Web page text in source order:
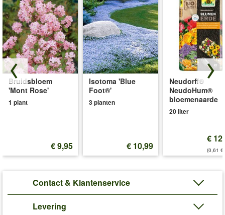
Bruidsbloem
'Mont Rose'
1 plant
€ 9,95
Isotoma 'Blue
Foot®'
3 planten
€ 10,99
Neudorff®
NeudoHum®
bloemenaarde
20 liter
€
(0,61
Contact & Klantenservice
Levering